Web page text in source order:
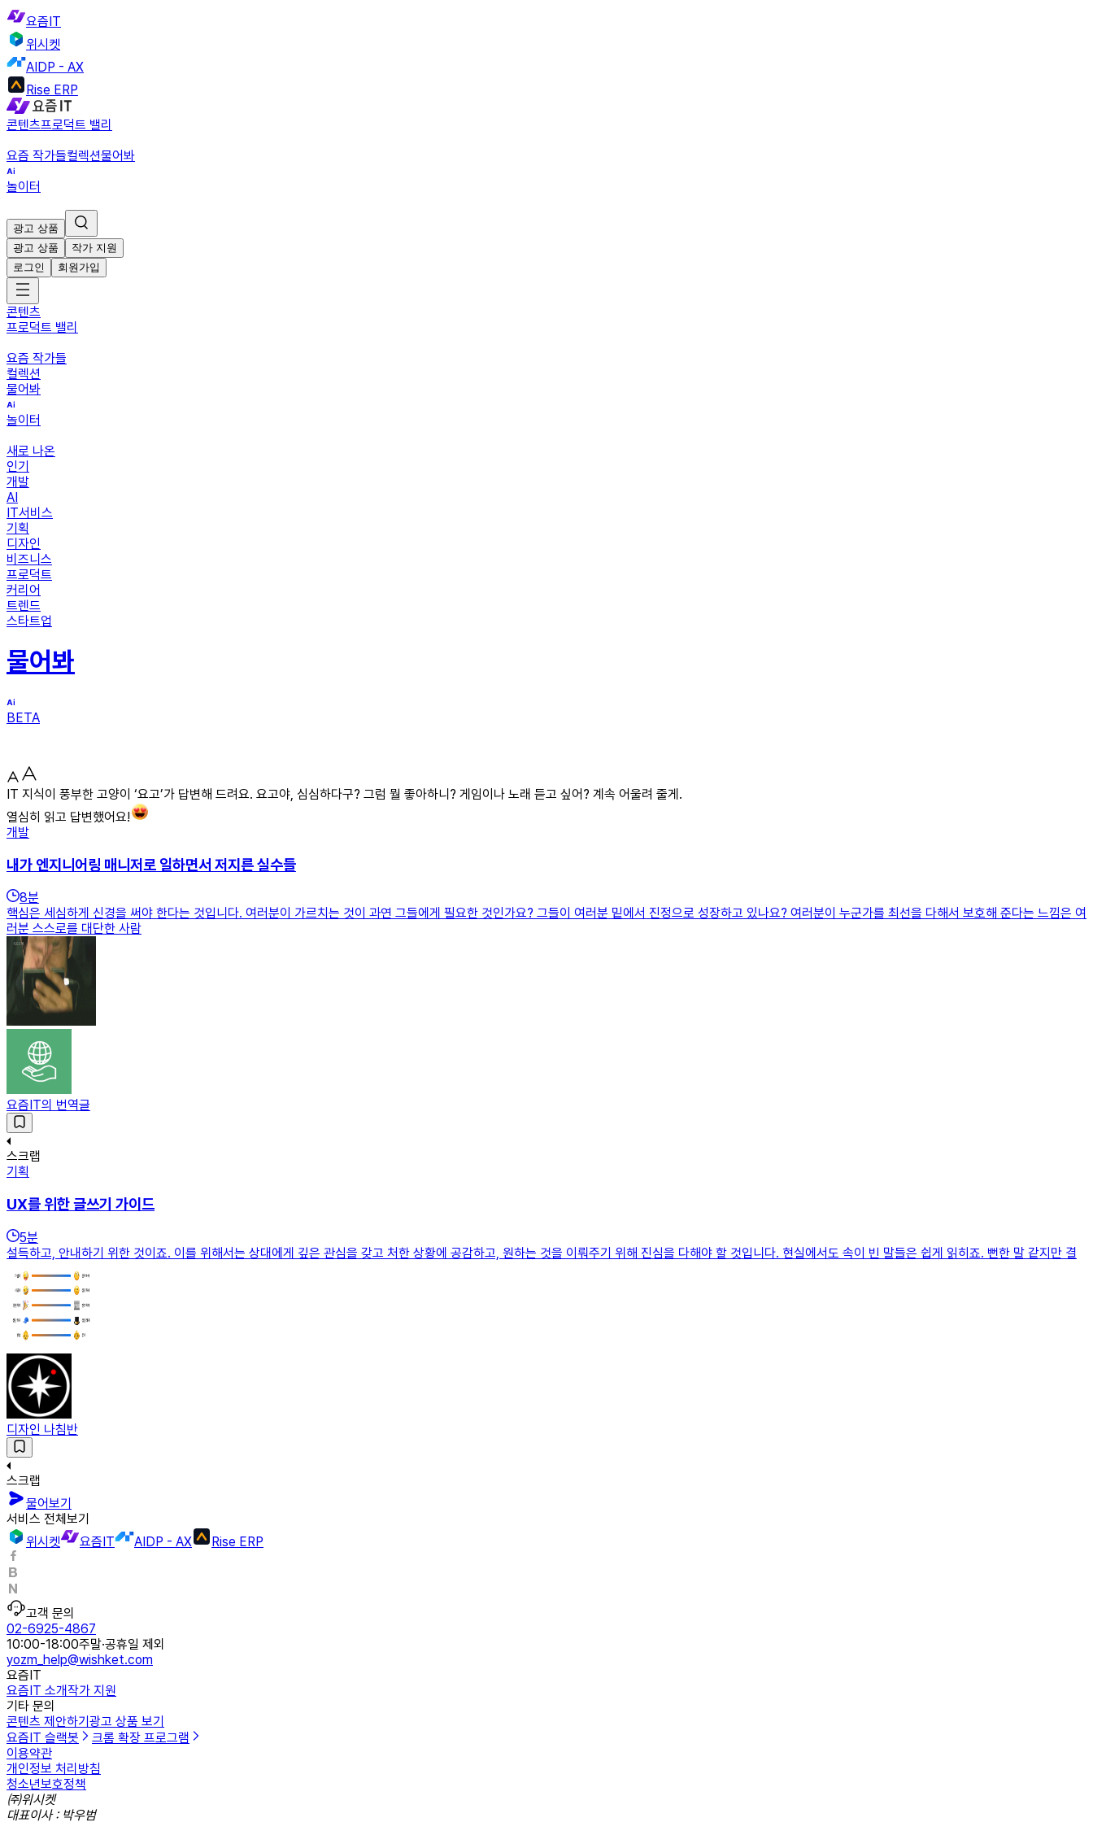
요즘IT
위시켓
AIDP - AX
Rise ERP
콘텐츠프로덕트 밸리
요즘 작가들컬렉션물어봐
놀이터
광고 상품
광고 상품
작가 지원
로그인
회원가입
콘텐츠
프로덕트 밸리
요즘 작가들
컬렉션
물어봐
놀이터
새로 나온
인기
개발
AI
IT서비스
기획
디자인
비즈니스
프로덕트
커리어
트렌드
스타트업
물어봐
BETA
IT 지식이 풍부한 고양이 ‘요고’가 답변해 드려요. 요고야, 심심하다구? 그럼 뭘 좋아하니? 게임이나 노래 듣고 싶어? 계속 어울려 줄게.
열심히 읽고 답변했어요!
개발
내가 엔지니어링 매니저로 일하면서 저지른 실수들
8분
핵심은 세심하게 신경을 써야 한다는 것입니다. 여러분이 가르치는 것이 과연 그들에게 필요한 것인가요? 그들이 여러분 밑에서 진정으로 성장하고 있나요? 여러분이 누군가를 최선을 다해서 보호해 준다는 느낌은 여
러분 스스로를 대단한 사람
요즘IT의 번역글
스크랩
기획
UX를 위한 글쓰기 가이드
5분
설득하고, 안내하기 위한 것이죠. 이를 위해서는 상대에게 깊은 관심을 갖고 처한 상황에 공감하고, 원하는 것을 이뤄주기 위해 진심을 다해야 할 것입니다. 현실에서도 속이 빈 말들은 쉽게 읽히죠. 뻔한 말 같지만 결
디자인 나침반
스크랩
물어보기
서비스 전체보기
위시켓
요즘IT AIDP - AX Rise ERP
고객 문의
02-6925-4867
10:00-18:00주말·공휴일 제외
yozm_help@wishket.com
요즘IT
요즘IT 소개작가 지원
기타 문의
콘텐츠 제안하기광고 상품 보기
요즘IT 슬랙봇
크롬 확장 프로그램
이용약관
개인정보 처리방침
청소년보호정책
㈜위시켓
대표이사 : 박우범